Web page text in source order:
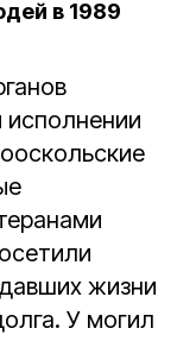
в 1989
исполнении
жизни
У могил